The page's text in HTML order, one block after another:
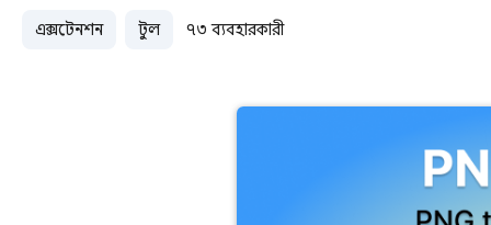
এক্সটেনশন টুল ৭৩ ব্যবহারকারী